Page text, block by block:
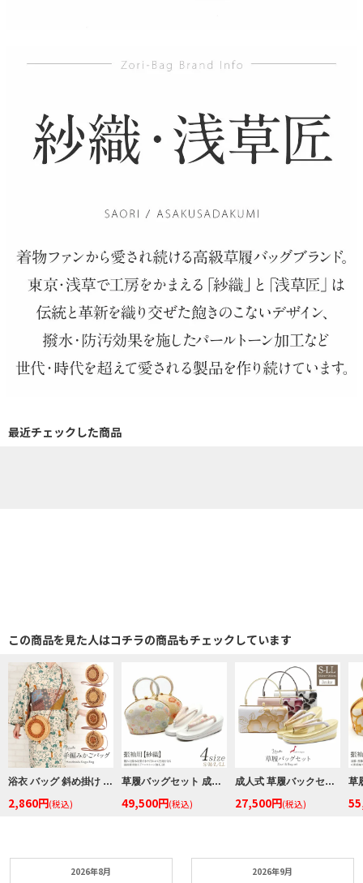
最近チェックした商品
この商品を見た人はコチラの商品もチェックしています
浴衣 バッグ 斜め掛け かご巾着 浴衣 バッグ レディース 和柄 黒かご 茶かご 浴衣バッグ 浴衣バック かごバック カゴ 籠 巾着 ベトナムバッグ
2,860円(税込)
草履バッグセット 成人式 振袖用 ＜紗織＞ Sサイズ Mサイズ Lサイズ LLサイズ 日本製 正絹帯地 ＜2色展開／菊に七宝花菱＞
49,500円(税込)
成人式 草履バックセット エナメル 厚底 3枚芯 日本製 Sサイズ フリーサイズ Lサイズ LLサイズ
27,500円(税込)
2026年8月 2026年9月